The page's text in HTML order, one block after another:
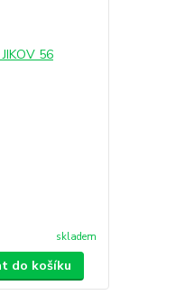
skladem
do košíku